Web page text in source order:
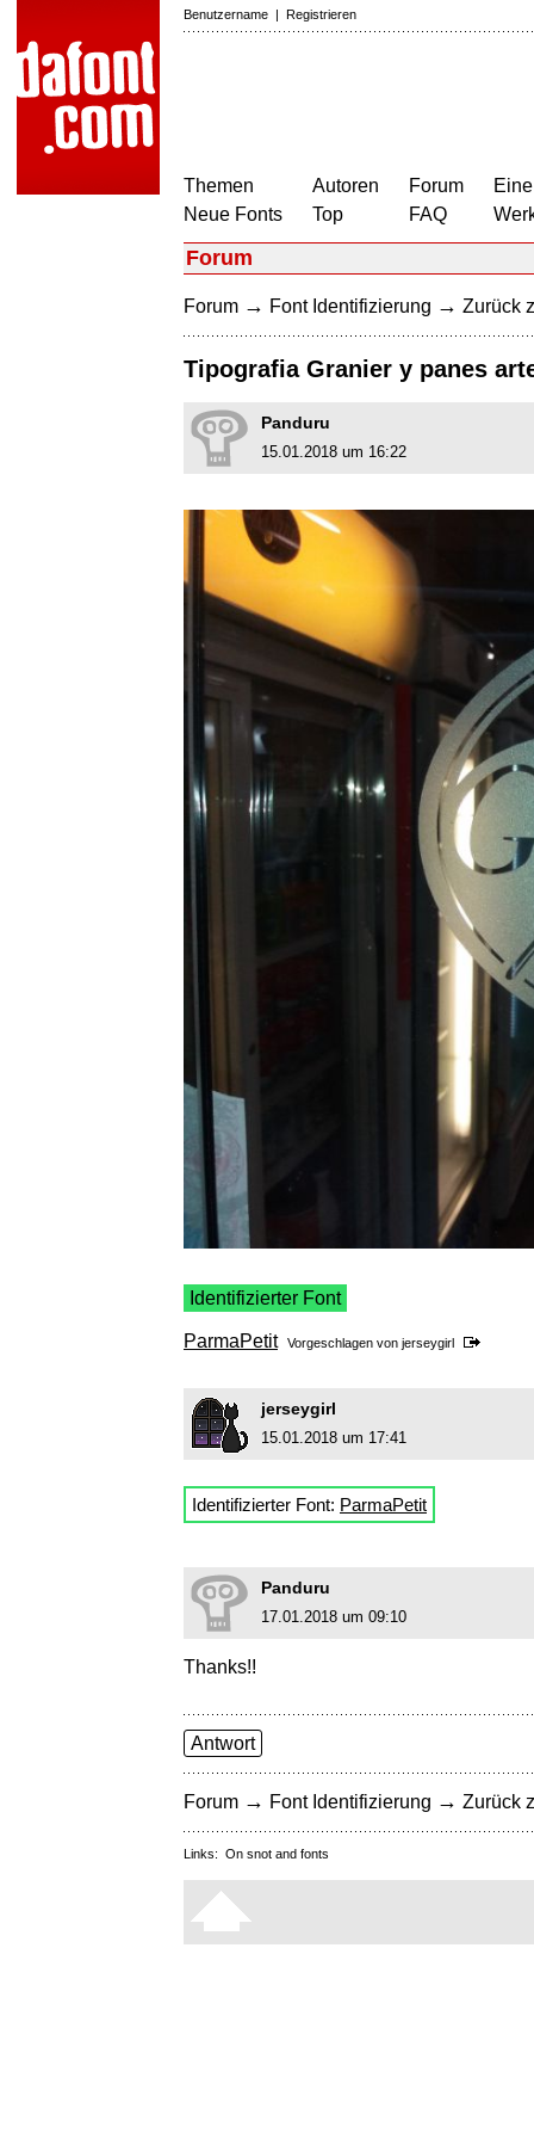
Benutzername | Registrieren
Themen
Neue Fonts
Autoren
Top
Forum
FAQ
Forum
Forum → Font Identifizierung → Zurück
Tipografia Granier y panes
Panduru
15.01.2018 um 16:22
Identifizierter Font
ParmaPetit Vorgeschlagen von jerseygirl
jerseygirl
15.01.2018 um 17:41
Identifizierter Font: ParmaPetit
Panduru
17.01.2018 um 09:10
Thanks!!
Antwort
Forum → Font Identifizierung → Zurück
Links: On snot and fonts